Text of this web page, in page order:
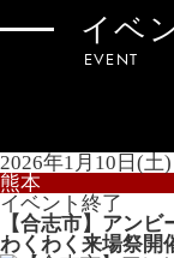
イベ
EVENT
2026年1月10日(土
熊本
イベント終了
【合志市】アン
わくわく来場祭開